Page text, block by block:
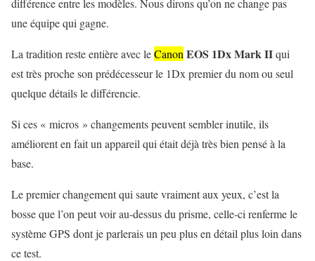
différence entre les modèles. Nous dirons qu’on ne change pas
une équipe qui gagne.
La tradition reste entière avec leCanon EOS 1Dx Mark IIqui
est très proche son prédécesseur le 1Dx premier du nom ou seul
quelque détails le différencie.
Si ces « micros » changements peuvent sembler inutile, ils
améliorent en fait un appareil qui était déjà très bien pensé à la
base.
Le premier changement qui saute vraiment aux yeux, c’est la
bosse que l’on peut voir au-dessus du prisme, celle-ci renferme le
système GPS dont je parlerais un peu plus en détail plus loin dans
ce test.